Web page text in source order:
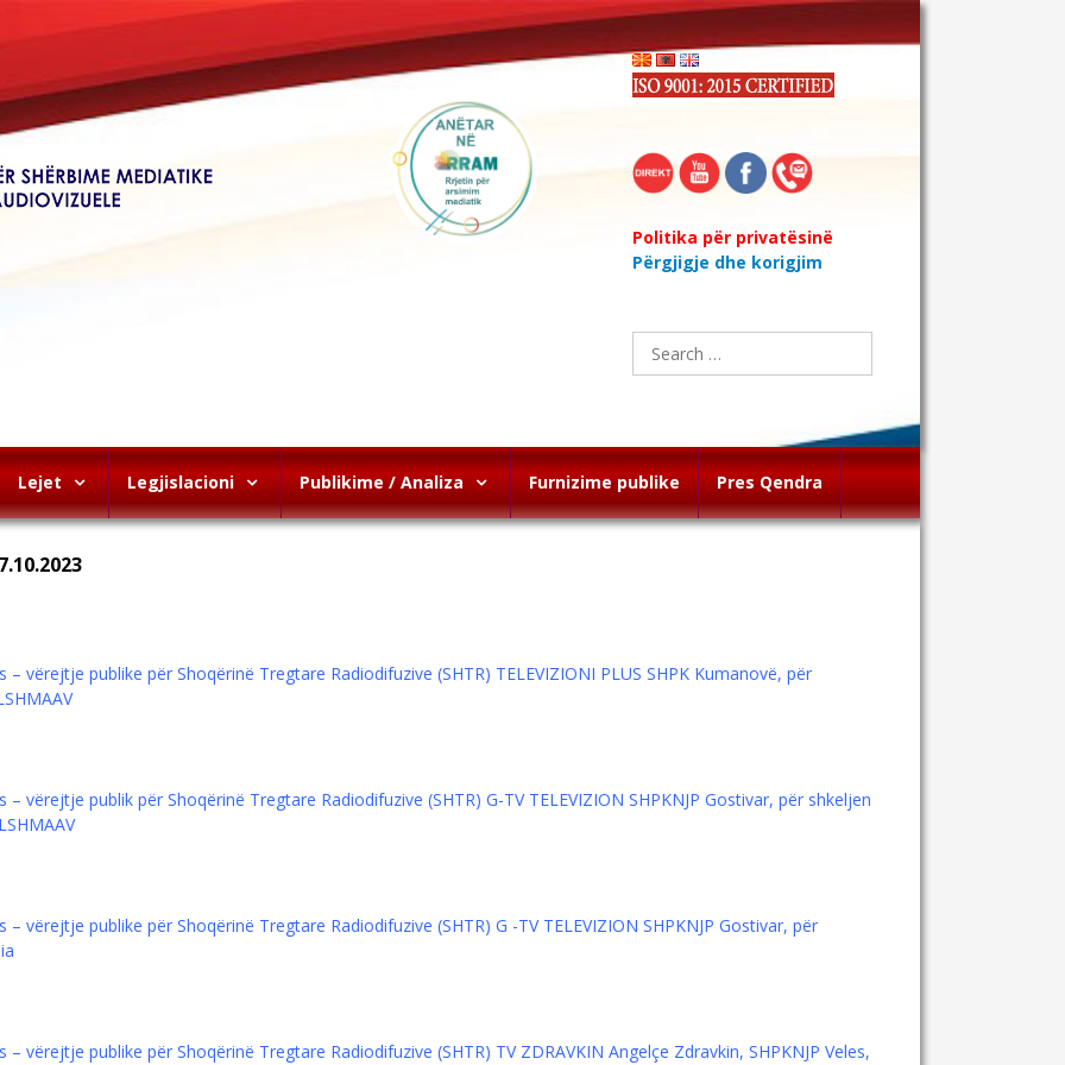
Politika për privatësinë
Përgjigje dhe korigjim
Search
for:
Lejet Legjislacioni Publikime / Analiza Furnizime publike Pres Qendra
vërejtje publike për Shoqërinë Tregtare Radiodifuzive (SHTR) ТЕLEVIZIONI PLUS SHPK Kumanovë, për
vërejtje publik për Shoqërinë Tregtare Radiodifuzive (SHTR) G-ТV ТЕLEVIZION SHPKNJP Gostivar, për shkeljen
vërejtje publike për Shoqërinë Tregtare Radiodifuzive (SHTR) G -ТV ТЕLEVIZION SHPKNJP Gostivar, për
vërejtje publike për Shoqërinë Tregtare Radiodifuzive (SHTR) ТV ZDRAVKIN Angelçe Zdravkin, SHPKNJP Veles,